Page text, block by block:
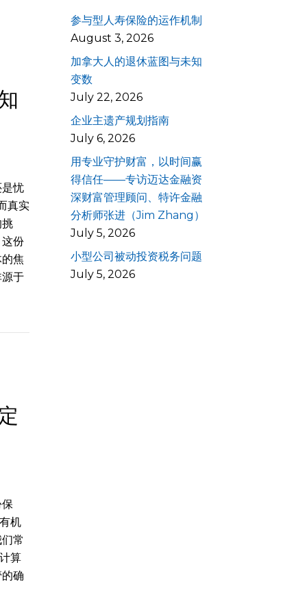
忧
真实
份
焦
于
机
常
算
确
参与型人寿保险的运作机制
August 3, 2026
加拿大人的退休蓝图与未知
变数
July 22, 2026
企业主遗产规划指南
July 6, 2026
用专业守护财富，以时间赢
得信任——专访迈达金融资
深财富管理顾问、特许金融
分析师张进（Jim Zhang）
July 5, 2026
小型公司被动投资税务问题
July 5, 2026